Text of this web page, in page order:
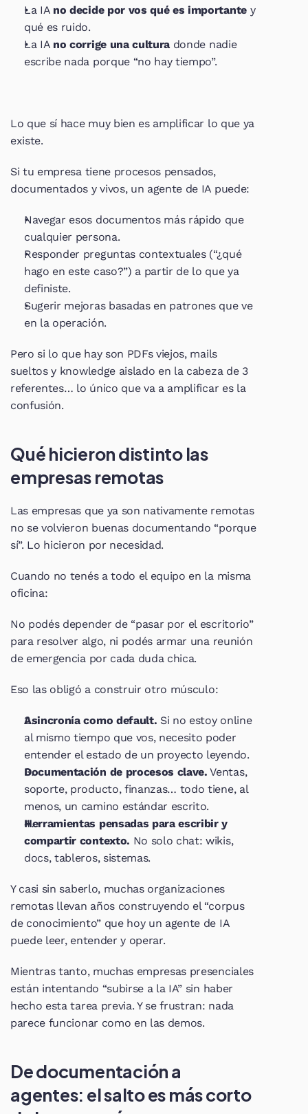
La IA no decide por vos qué es importante y
qué es ruido.
La IA no corrige una cultura donde nadie
escribe nada porque “no hay tiempo”.
Lo que sí hace muy bien es amplificar lo que ya
existe.
Si tu empresa tiene procesos pensados,
documentados y vivos, un agente de IA puede:
Navegar esos documentos más rápido que
cualquier persona.
Responder preguntas contextuales (“¿qué
hago en este caso?”) a partir de lo que ya
definiste.
Sugerir mejoras basadas en patrones que ve
en la operación.
Pero si lo que hay son PDFs viejos, mails
sueltos y knowledge aislado en la cabeza de 3
referentes… lo único que va a amplificar es la
confusión.
Qué hicieron distinto las
empresas remotas
Las empresas que ya son nativamente remotas
no se volvieron buenas documentando “porque
sí”. Lo hicieron por necesidad.
Cuando no tenés a todo el equipo en la misma
oficina:
No podés depender de “pasar por el escritorio”
para resolver algo, ni podés armar una reunión
de emergencia por cada duda chica.
Eso las obligó a construir otro músculo:
Asincronía como default. Si no estoy online
al mismo tiempo que vos, necesito poder
entender el estado de un proyecto leyendo.
Documentación de procesos clave. Ventas,
soporte, producto, finanzas… todo tiene, al
menos, un camino estándar escrito.
Herramientas pensadas para escribir y
compartir contexto. No solo chat: wikis,
docs, tableros, sistemas.
Y casi sin saberlo, muchas organizaciones
remotas llevan años construyendo el “corpus
de conocimiento” que hoy un agente de IA
puede leer, entender y operar.
Mientras tanto, muchas empresas presenciales
están intentando “subirse a la IA” sin haber
hecho esta tarea previa. Y se frustran: nada
parece funcionar como en las demos.
De documentación a
agentes: el salto es más corto